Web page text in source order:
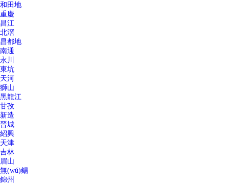
和田地
重慶
昌江
北滘
昌都地
南通
永川
東坑
天河
獅山
黑龍江
甘孜
新造
晉城
紹興
天津
吉林
眉山
無(wú)錫
錦州